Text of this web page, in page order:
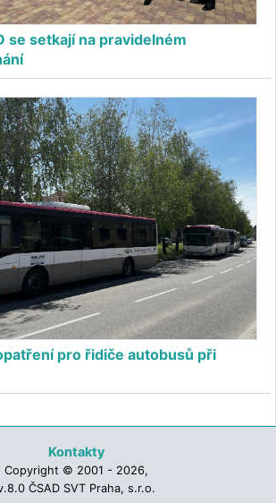
se setkají na pravidelném
pro řidiče autobusů při
Kontakty
Copyright © 2001 - 2026,
ČSAD SVT Praha, s.r.o.